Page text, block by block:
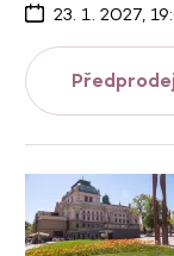
23. 1. 2027,